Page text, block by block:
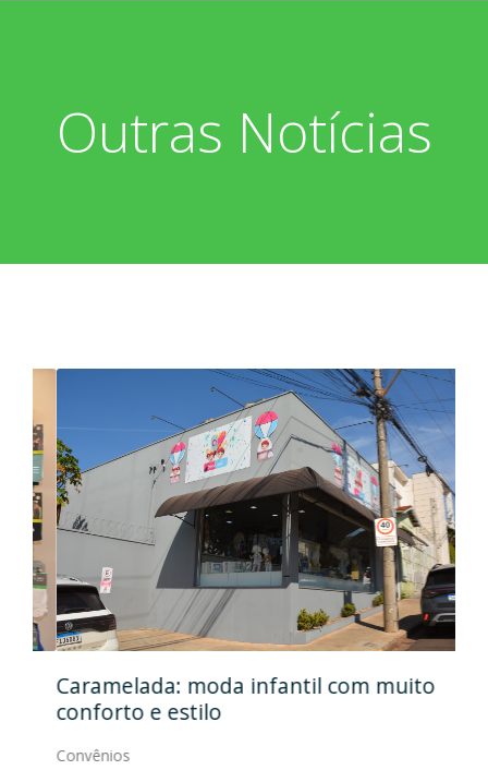
Outras Notícias
Caramelada: moda infantil com muito
conforto e estilo
Convênios